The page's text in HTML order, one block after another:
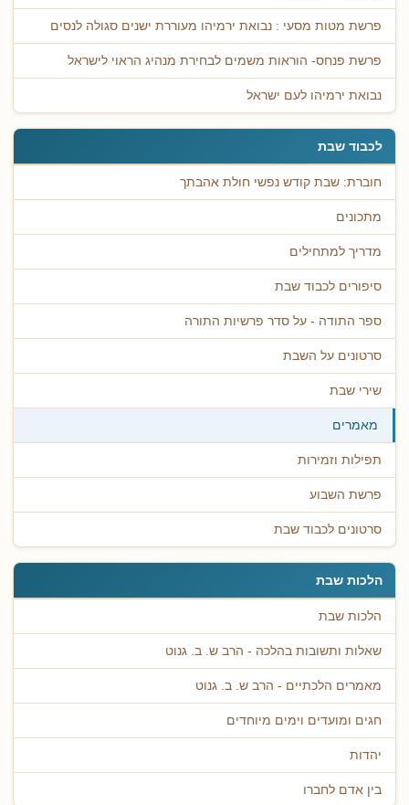
פרשת מטות מסעי : נבואת ירמיהו מעוררת ישנים סגולה לנסים
פרשת פנחס- הוראות משמים לבחירת מנהיג הראוי לישראל
נבואת ירמיהו לעם ישראל
לכבוד שבת
חוברת: שבת קודש נפשי חולת אהבתך
מתכונים
מדריך למתחילים
סיפורים לכבוד שבת
ספר התודה - על סדר פרשיות התורה
סרטונים על השבת
שירי שבת
מאמרים
תפילות וזמירות
פרשת השבוע
סרטונים לכבוד שבת
הלכות שבת
הלכות שבת
שאלות ותשובות בהלכה - הרב ש. ב. גנוט
מאמרים הלכתיים - הרב ש. ב. גנוט
חגים ומועדים וימים מיוחדים
יהדות
בין אדם לחברו